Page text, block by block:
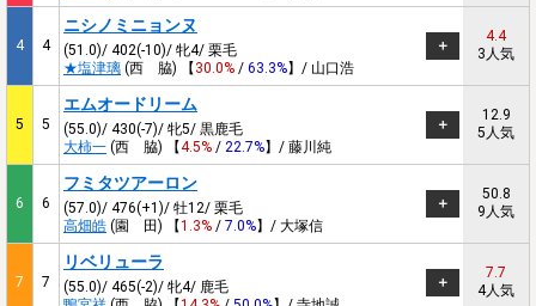
4 4
ニシノミニョンヌ
(51.0)/ 402(-10)/ 牝4/ 栗毛
★塩津璃 (西 脇) 【 30.0% / 63.3%】/ 山口浩
4.4
3人気
5 5
エムオードリーム
(55.0)/ 430(-7)/ 牝5/ 黒鹿毛
大柿一 (西 脇) 【4.5% / 22.7%】/ 藤川純
12.9
5人気
6 6
フミタツアーロン
(57.0)/ 476(+1)/ 牡12/ 栗毛
高畑皓 (園 田) 【1.3% / 7.0%】/ 大塚信
50.8
9人気
7 7
リベリューラ
(55.0)/ 465(-2)/ 牝4/ 鹿毛
7.7
4人気